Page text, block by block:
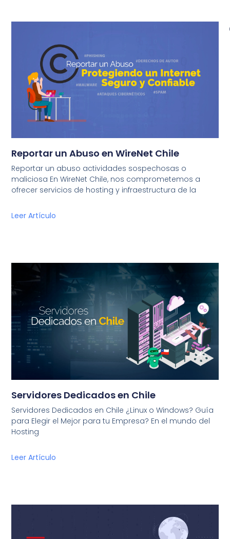
Reportar un Abuso en WireNet Chile
Reportar un abuso actividades sospechosas o
maliciosa En WireNet Chile, nos comprometemos a
ofrecer servicios de hosting y infraestructura de la
Leer Artículo
Servidores Dedicados en Chile
Servidores Dedicados en Chile ¿Linux o Windows? Guía
para Elegir el Mejor para tu Empresa? En el mundo del
Hosting
Leer Artículo